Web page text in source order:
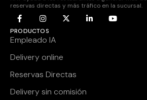
reservas directas y más tráfico en la sucursal.
PRODUCTOS
Empleado IA
Delivery online
Reservas Directas
Delivery sin comisión